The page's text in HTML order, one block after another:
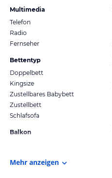
Multimedia
Telefon
Radio
Fernseher
Bettentyp
Doppelbett
Kingsize
Zustellbares Babybett
Zustellbett
Schlafsofa
Balkon
Mehr anzeigen